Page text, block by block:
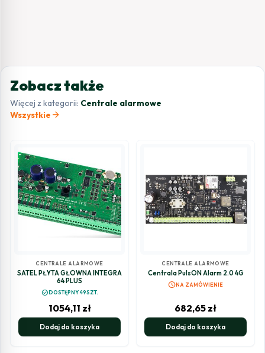
Zobacz także
Więcej z kategorii: Centrale alarmowe
Wszystkie arrow_forward
CENTRALE ALARMOWE
SATEL PŁYTA GŁÓWNA INTEGRA
64 PLUS
check_circleDOSTĘPNY 49SZT.
1054,11 zł
Dodaj do koszyka
CENTRALE ALARMOWE
Centrala PulsON Alarm 2.0 4G
scheduleNA ZAMÓWIENIE
682,65 zł
Dodaj do koszyka